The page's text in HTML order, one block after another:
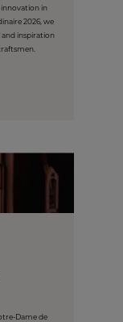
innovation in
2026, we
inspiration
Dame de